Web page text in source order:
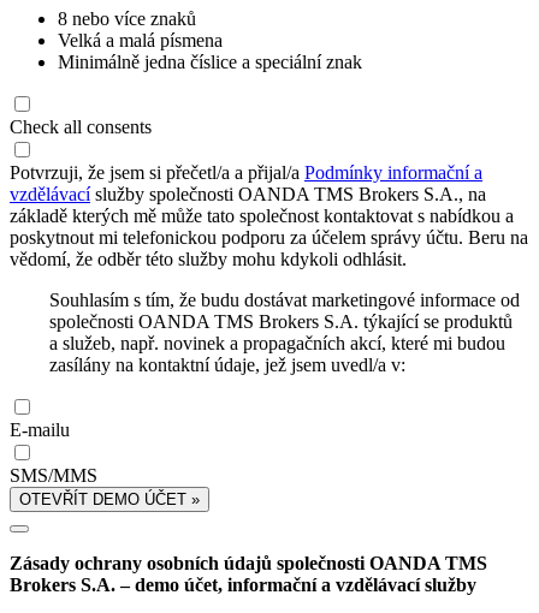
8 nebo více znaků
Velká a malá písmena
Minimálně jedna číslice a speciální znak
Check all consents
Potvrzuji, že jsem si přečetl/a a přijal/a Podmínky informační a
vzdělávacíslužby společnosti OANDA TMS Brokers S.A., na
základě kterých mě může tato společnost kontaktovat s nabídkou a
poskytnout mi telefonickou podporu za účelem správy účtu. Beru na
vědomí, že odběr této služby mohu kdykoli odhlásit.
Souhlasím s tím, že budu dostávat marketingové informace od
společnosti OANDA TMS Brokers S.A. týkající se produktů
a služeb, např. novinek a propagačních akcí, které mi budou
zasílány na kontaktní údaje, jež jsem uvedl/a v:
E-mailu
SMS/MMS
OTEVŘÍT DEMO ÚČET »
Zásady ochrany osobních údajů společnosti OANDA TMS
Brokers S.A. – demo účet, informační a vzdělávací služby